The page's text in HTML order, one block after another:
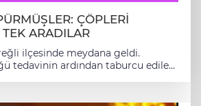
ÇÖPLERİ
ARADILAR
ilçesinde meydana geldi.
tedavinin ardından taburcu edilen
Sevda S., evden bir eşya almak